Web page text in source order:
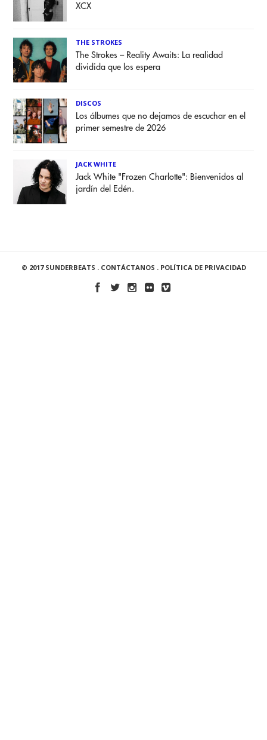
XCX
THE STROKES
The Strokes – Reality Awaits: La realidad
dividida que los espera
DISCOS
Los álbumes que no dejamos de escuchar en el
primer semestre de 2026
JACK WHITE
Jack White "Frozen Charlotte": Bienvenidos al
jardín del Edén.
© 2017 SUNDERBEATS . CONTÁCTANOS . POLÍTICA DE PRIVACIDAD